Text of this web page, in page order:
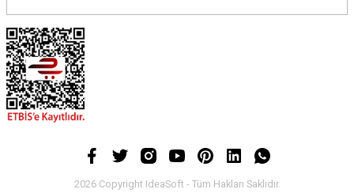
2026 Copyright IdeaSoft - Tüm Hakları Saklıdır.